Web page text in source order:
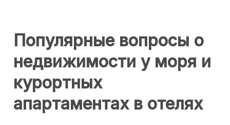
Популярные вопросы о
недвижимости у моря и
курортных
апартаментах в отелях